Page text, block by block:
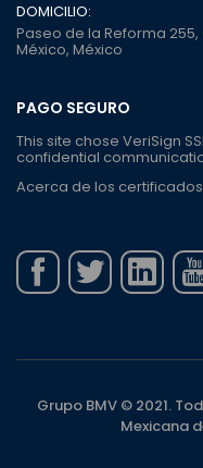
DOMICILIO:
Paseo de la Reforma
México, México
PAGO SEGURO
This site chose VeriSign
confidential
Acerca de los certificados
Grupo BMV © 2021.
Mexicana